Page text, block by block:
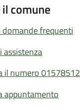
comune
domande frequenti
assistenza
il numero 01578512
appuntamento